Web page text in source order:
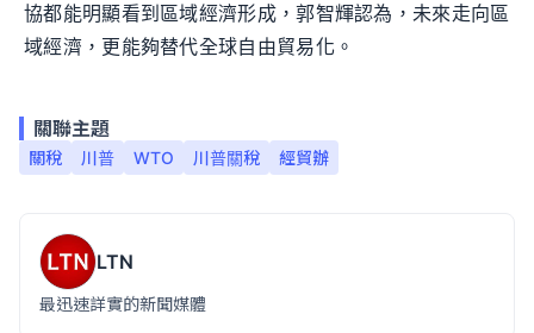
協都能明顯看到區域經濟形成，郭智輝認為，未來走向區
域經濟，更能夠替代全球自由貿易化。
關聯主題
關稅 川普 WTO 川普關稅 經貿辦
LTN
最迅速詳實的新聞媒體